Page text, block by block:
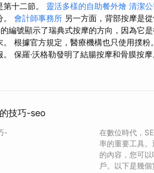
十二節。 靈活多樣的自助餐外燴 清潔
會計師事務所 另一方面，背部按摩是
的編號顯示了瑞典式按摩的方向，因為它
根據官方規定，醫療機構也只使用撲
保羅·沃格勒發明了結腸按摩和骨膜按摩
技巧-seo
-
在數位時代，
率的重要工具
的內容，您可
戶。以下是幾個